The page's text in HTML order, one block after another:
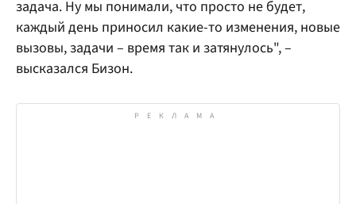
задача. Ну мы понимали, что просто не будет,
каждый день приносил какие-то изменения, новые
вызовы, задачи – время так и затянулось", –
высказался Бизон.